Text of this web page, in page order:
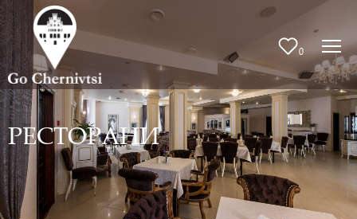
0
РЕСТОРАНИ